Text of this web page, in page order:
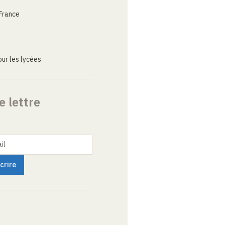
les lycées
lettre